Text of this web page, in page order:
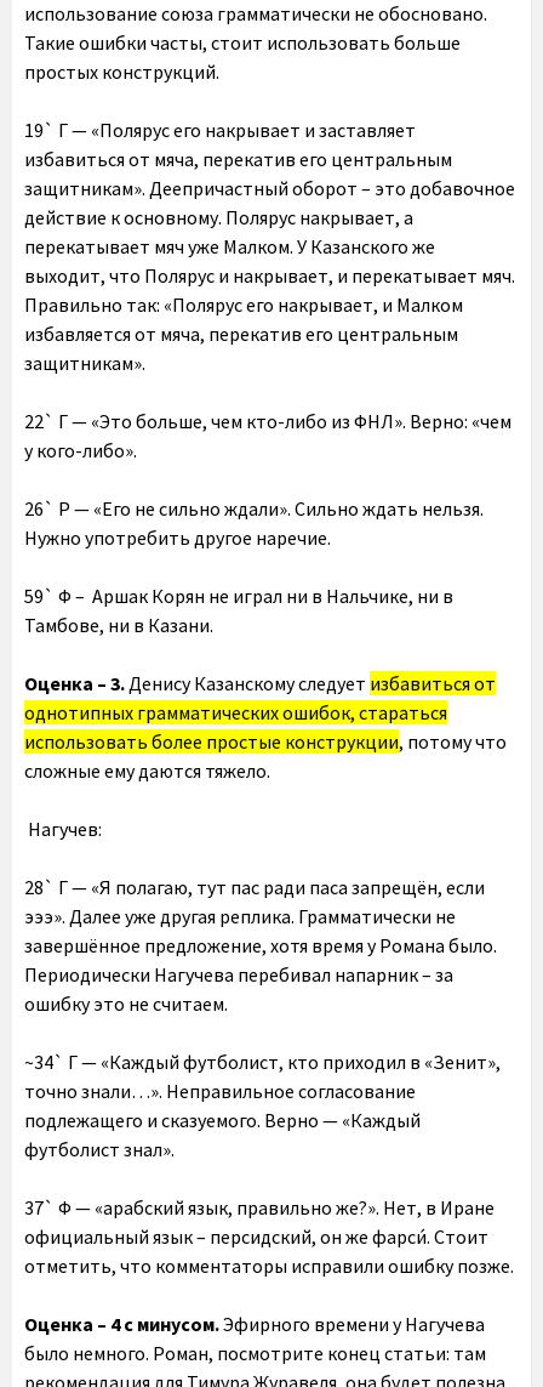
использование союза грамматически не обосновано.
Такие ошибки часты, стоит использовать больше
простых конструкций.
19` Г — «Полярус его накрывает и заставляет
избавиться от мяча, перекатив его центральным
защитникам». Деепричастный оборот – это добавочное
действие к основному. Полярус накрывает, а
перекатывает мяч уже Малком. У Казанского же
выходит, что Полярус и накрывает, и перекатывает мяч.
Правильно так: «Полярус его накрывает, и Малком
избавляется от мяча, перекатив его центральным
защитникам».
22` Г — «Это больше, чем кто-либо из ФНЛ». Верно: «чем
у кого-либо».
26` Р — «Его не сильно ждали». Сильно ждать нельзя.
Нужно употребить другое наречие.
59` Ф – Аршак Корян не играл ни в Нальчике, ни в
Тамбове, ни в Казани.
Оценка – 3.Денису Казанскому следует избавиться от
однотипных грамматических ошибок, стараться
использовать более простые конструкции, потому что
сложные ему даются тяжело.
Нагучев:
28` Г — «Я полагаю, тут пас ради паса запрещён, если
эээ». Далее уже другая реплика. Грамматически не
завершённое предложение, хотя время у Романа было.
Периодически Нагучева перебивал напарник – за
ошибку это не считаем.
~34` Г — «Каждый футболист, кто приходил в «Зенит»,
точно знали…». Неправильное согласование
подлежащего и сказуемого. Верно — «Каждый
футболист знал».
37` Ф — «арабский язык, правильно же?». Нет, в Иране
официальный язык – персидский, он же фарси́. Стоит
отметить, что комментаторы исправили ошибку позже.
Оценка – 4 с минусом.Эфирного времени у Нагучева
было немного. Роман, посмотрите конец статьи: там
рекомендация для Тимура Журавеля, она будет полезна